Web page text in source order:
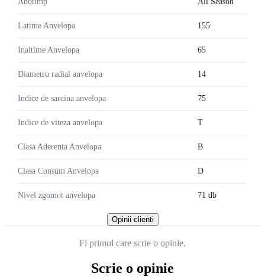
Latime Anvelopa 155
Inaltime Anvelopa 65
Diametru radial anvelopa 14
Indice de sarcina anvelopa 75
Indice de viteza anvelopa T
Clasa Aderenta Anvelopa B
Clasa Consum Anvelopa D
Nivel zgomot anvelopa 71 db
Opinii clienti
Fi primul care scrie o opinie.
Scrie o opinie